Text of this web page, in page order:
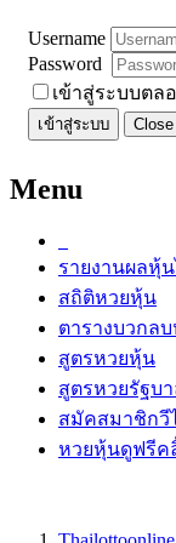
Username
Password
เข้าสู่ระบบตล
เข้าสู่ระบบ Close
Menu
รายงานผลหุ้
สถิติหวยหุ้น
ตารางบวกล
สูตรหวยหุ้น
สูตรหวยรัฐบ
สมัคสมาชิกวี
หวยหุ้นดูฟรีค